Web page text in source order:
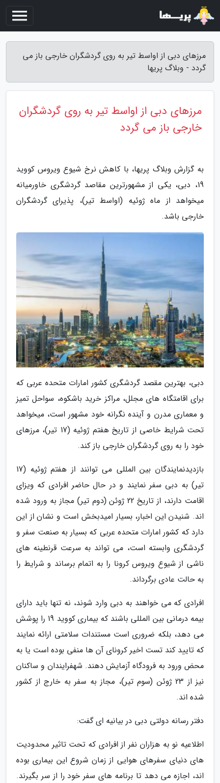
مرزهای دبی از اواسط تیر به روی گردشگران خارجی باز می
گردد - وبلاگ پریها
مرزهای دبی از اواسط تیر به روی گردشگران
خارجی باز می گردد
به گزارش وبلاگ پریها، با کاهش نرخ شیوع ویروس کووید
19، دبی، یکی از مشهورترین مقاصد گردشگری خاورمیانه
میخواهد از ماه ژوئیه (اواسط تیر)، پذیرای گردشگران
خارجی باشد.
دبی، بهترین مقصد گردشگری کشور امارات متحده عربی که
برای اقامتگاه های مجلل، مراکز خرید باشکوه، سواحل تمیز
و معماری مدرن و آینده نگرانه خود مشهور است، میخواهد
تحت شرایط خاصی از تاریخ هفتم ژوئیه (17 تیر)، مرزهای
خود را به روی گردشگران خارجی باز کند.
بازدیدنمایندگان بین المللی می توانند از هفتم ژوئیه (17
تیر) به دبی سفر نمایند و در حال حاضر افرادی که ویزای
اقامت دارند، از تاریخ 22 ژوئن (دوم تیر) مجاز به ورود شده
اند. شنیدن این اخبار، بسیار امیدبخش است و نشان از این
دارد که کشور امارات متحده عربی که بسیار به صنعت سفر و
گردشگری وابسته است، می تواند به سرعت قرنطینه های
ناشی از شیوع ویروس کرونا را به اتمام برساند و شرایط را
به حالت عادی برگرداند.
افرادی که می خواهند به دبی وارد شوند، نه تنها باید دارای
بیمه درمانی بین المللی باشند که بیماری کووید 19 را پوشش
می دهد، بلکه ضروری است مستندات سلامتی ارائه نمایند
که تایید کند تست اخیر کرونای آن ها منفی بوده است یا به
محض ورود به فرودگاه آزمایش دهند. شهفرایندان و ساکنان
نیز از 23 ژوئن (سوم تیر)، مجاز به سفر به خارج از کشور
شده اند.
دفتر رسانه دولتی دبی در بیانیه ای گفت:
اطلاعیه نو به هزاران نفر از افرادی که تحت تاثیر محدودیت
های دنیای سفرهای هوایی از زمان شروع این بیماری بوده
اند، اجازه می دهد تا برنامه های سفر خود را از سر بگیرند.